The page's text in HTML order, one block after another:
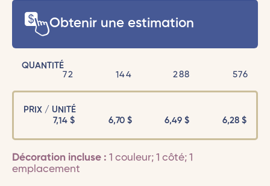
Obtenir une estimation
QUANTITÉ
72
144 288 576
PRIX / UNITÉ
7,14 $ 6,70$ 6,49$ 6,28$
Décoration incluse : 1 couleur; 1 côté; 1
emplacement